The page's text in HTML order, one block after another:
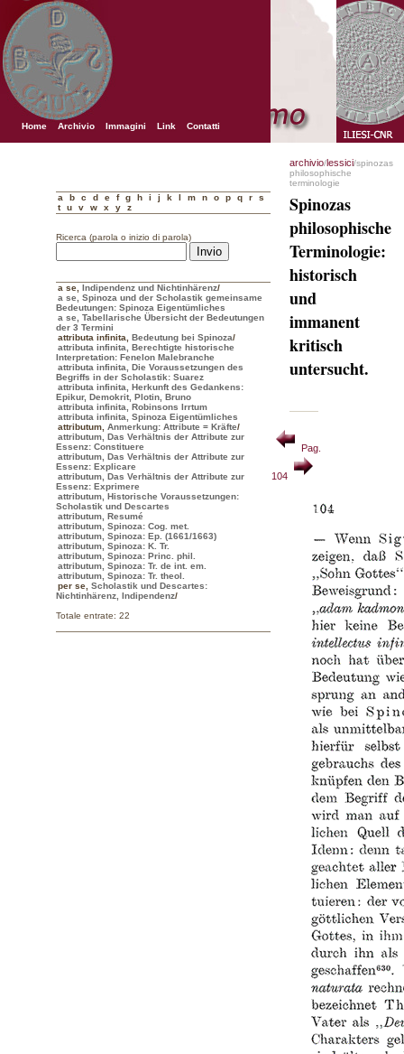
Home Archivio Immagini Link Contatti
a b c d e f g h i j k l m n o p q r
s
t
u v w x y z
Ricerca (parola o inizio di parola)
a se Indipendenz und Nichtinhärenz/
a se, Spinoza und der Scholastik gemeinsame
Bedeutungen: Spinoza Eigentümliches
a se, Tabellarische Übersicht der Bedeutungen
der 3 Termini
attributa infinita
Bedeutung bei Spinoza/
attributa infinita, Berechtigte historische
Interpretation: Fenelon Malebranche
attributa infinita, Die Voraussetzungen des
Begriffs in der Scholastik: Suarez
attributa infinita, Herkunft des Gedankens:
Epikur, Demokrit, Plotin, Bruno
attributa infinita, Robinsons Irrtum
attributa infinita, Spinoza Eigentümliches
attributum Anmerkung: Attribute = Kräfte/
attributum, Das Verhältnis der Attribute zur
Essenz: Constituere
attributum, Das Verhältnis der Attribute zur
Essenz: Explicare
attributum, Das Verhältnis der Attribute zur
Essenz: Exprimere
attributum, Historische Voraussetzungen:
Scholastik und Descartes
attributum, Resumé
attributum, Spinoza: Cog. met.
attributum, Spinoza: Ep. (1661/1663)
attributum, Spinoza: K. Tr.
attributum, Spinoza: Princ. phil.
attributum, Spinoza: Tr. de int. em.
attributum, Spinoza: Tr. theol.
per se Scholastik und Descartes:
Nichtinhärenz, Indipendenz/
Totale entrate: 22
archivio/lessici/spinozas
philosophische
terminologie
Spinozas
philosophische
Terminologie:
historisch
und
immanent
kritisch
untersucht.
Pag.
104